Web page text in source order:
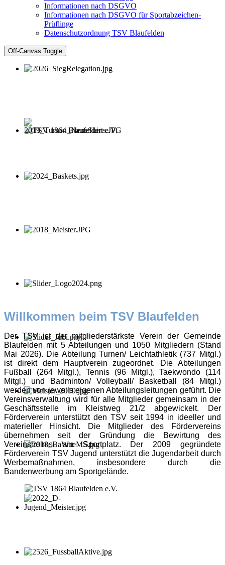
Informationen nach DSGVO
Informationen nach DSGVO für Sportabzeichen-
Prüflinge
Datenschutzordnung TSV Blaufelden
Off-Canvas Toggle
Willkommen beim TSV Blaufelden
Der TSV ist der mitgliederstärkste Verein der Gemeinde
Blaufelden mit 5 Abteilungen und 1050 Mitgliedern (Stand
Mai 2026). Die Abteilung Turnen/ Leichtathletik (737 Mitgl.)
ist direkt dem Hauptverein zugeordnet. Die Abteilungen
Fußball (264 Mitgl.), Tennis (96 Mitgl.), Taekwondo (114
Mitgl.) und Badminton/ Volleyball/ Basketball (84 Mitgl.)
werden von jeweils eigenen Abteilungsleitungen geführt. Die
Vereinsverwaltung wird für alle Mitglieder gemeinsam in der
Geschäftsstelle im Kleistweg 21/2 abgewickelt. Der
Förderverein unterstützt den TSV seit 1994 in ideeller und
materieller Hinsicht. Die Mitglieder des Fördervereins
übernehmen seit der Gründung die Bewirtung des
Vereinsheims am Sportplatz. Der 2009 gegründete
Förderverein TSV Jugend unterstützt die Jugendarbeit durch
Werbemaßnahmen, insbesondere durch die
Bandenwerbung am Sportgelände.